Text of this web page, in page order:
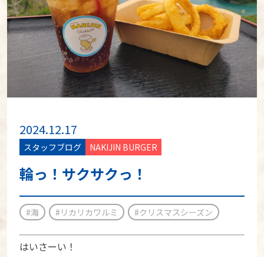
2024.12.17
スタッフブログ NAKIJIN BURGER
輪っ！サクサクっ！
#海 #リカリカワルミ #クリスマスシーズン
はいさーい！